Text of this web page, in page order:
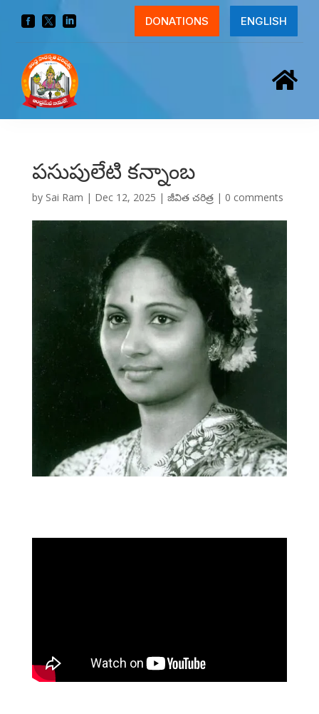
   DONATIONS ENGLISH

పసుపులేటి కన్నాంబ
by Sai Ram | Dec 12, 2025 | జీవిత చరిత్ర| 0 comments